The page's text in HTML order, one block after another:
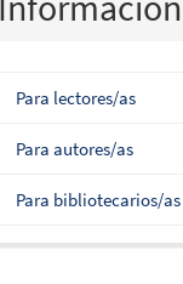
Para lectores/as
Para autores/as
Para bibliotecarios/as